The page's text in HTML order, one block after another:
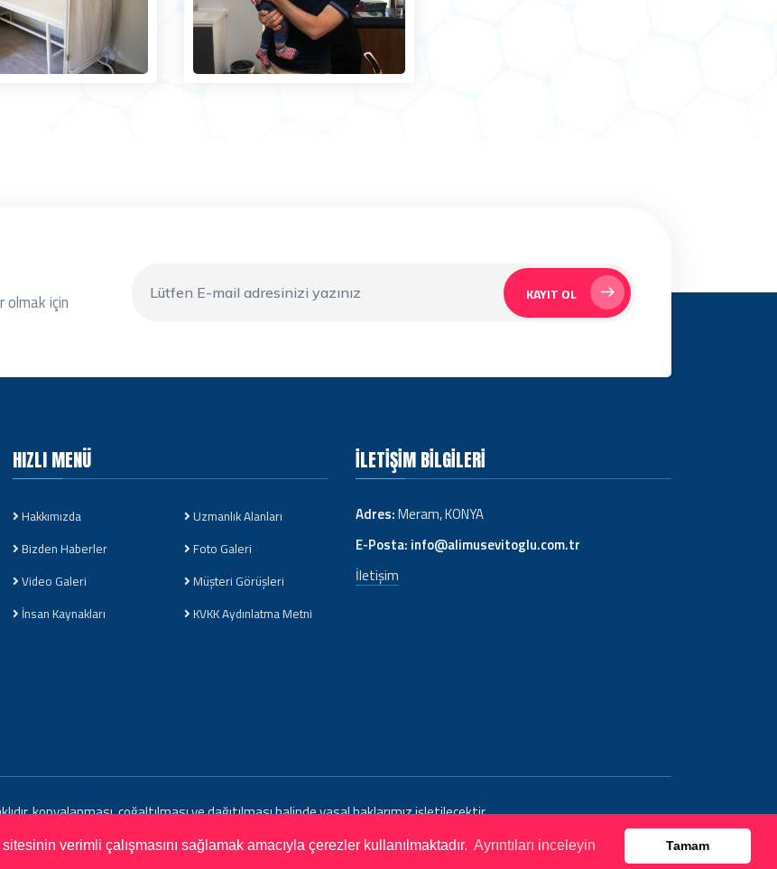
verimli çalışmasını sağlamak amacıyla çerezler kullanılmaktadır. Ayrıntıları inceleyin Tamam
olmak için
KAYIT OL
HIZLI MENÜ
Hakkımızda
Uzmanlık Alanları
Bizden Haberler
Foto Galeri
Video Galeri
Müşteri Görüşleri
İnsan Kaynakları
KVKK Aydınlatma Metni
İLETIŞIM BILGILERI
Adres:Meram, KONYA
E-Posta: info@alimusevitoglu.com.tr
İletişim
kopyalanması, çoğaltılması ve dağıtılması halinde yasal haklarımız işletilecektir.